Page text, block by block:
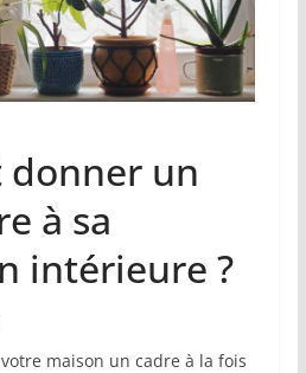
donner un
à sa
intérieure ?
maison un cadre à la fois